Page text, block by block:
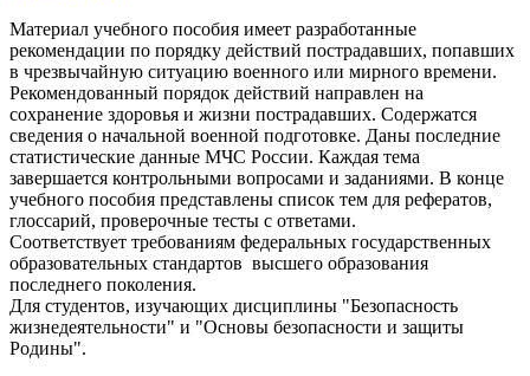
Материал учебного пособия имеет разработанные
рекомендации по порядку действий пострадавших, попавших
в чрезвычайную ситуацию военного или мирного времени.
Рекомендованный порядок действий направлен на
сохранение здоровья и жизни пострадавших. Содержатся
сведения о начальной военной подготовке. Даны последние
статистические данные МЧС России. Каждая тема
завершается контрольными вопросами и заданиями. В конце
учебного пособия представлены список тем для рефератов,
глоссарий, проверочные тесты с ответами.
Соответствует требованиям федеральных государственных
образовательных стандартов высшего образования
последнего поколения.
Для студентов, изучающих дисциплины "Безопасность
жизнедеятельности" и "Основы безопасности и защиты
Родины".